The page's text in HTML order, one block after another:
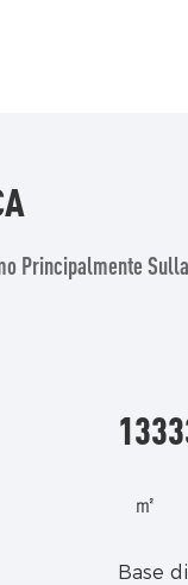
Principalmente
㎡
Base